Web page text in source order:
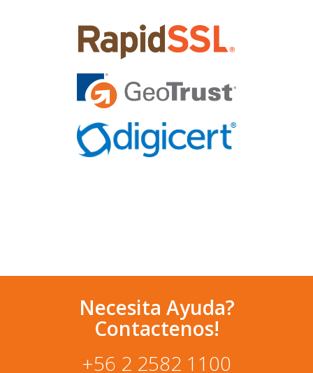
Necesita Ayuda?
Contactenos!
+56 2 2582 1100